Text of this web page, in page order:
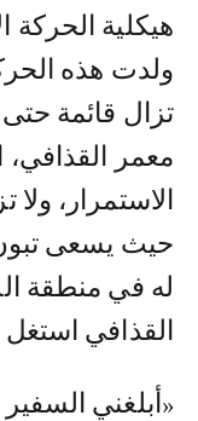
هيكلية الحركة
ولدت هذه
تزال قائمة
معمر
الاستمرار،
حيث يسعى
له في منطقة
القذافي
«أبلغني